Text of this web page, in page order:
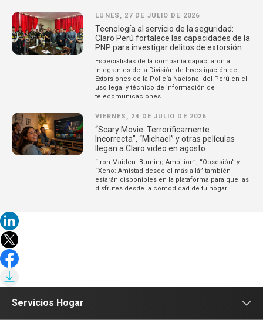
LUNES, 27 DE JULIO DE 2026
Tecnología al servicio de la seguridad:
Claro Perú fortalece las capacidades de la
PNP para investigar delitos de extorsión
Especialistas de la compañía capacitaron a
integrantes de la División de Investigación de
Extorsiones de la Policía Nacional del Perú en el
uso legal y técnico de información de
telecomunicaciones.
VIERNES, 24 DE JULIO DE 2026
“Scary Movie: Terroríficamente
Incorrecta”, “Michael” y otras películas
llegan a Claro video en agosto
“Iron Maiden: Burning Ambition”, “Obsesión” y
“Xeno: Amistad desde el más allá” también
estarán disponibles en la plataforma para que las
disfrutes desde la comodidad de tu hogar.
Servicios Hogar